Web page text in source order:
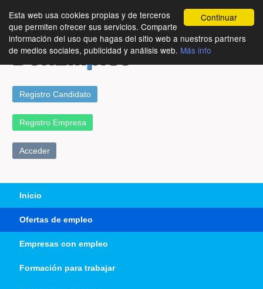
Continuar
Esta web usa cookies propias y de terceros
que permiten ofrecer sus servicios. Comparte
información del uso que hagas del sitio web a nuestros partners
de medios sociales, publicidad y análisis web. Más info
Registro Candidato
Registro Empresa
Acceder
Inicio
Ofertas de empleo
Empresas con empleo
Formación para trabajar